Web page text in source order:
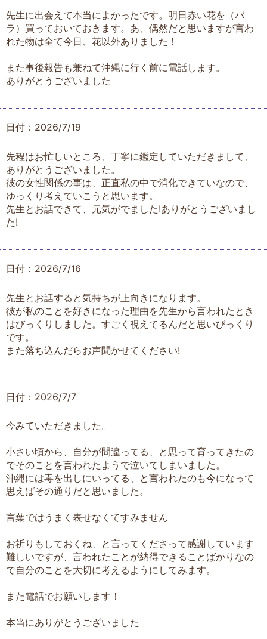
先生に出会えて本当によかったです。明日赤い花を（バ
ラ）買っておいておきます。あ、偶然だと思いますが言わ
れた物は全て今日、花以外ありました！
また事後報告も兼ねて沖縄に行く前に電話します。
ありがとうございました
日付：2026/7/19
先程はお忙しいところ、丁寧に鑑定していただきまして、
ありがとうございました。
彼の女性関係の事は、正直私の中で消化できていなので、
ゆっくり考えていこうと思います。
先生とお話できて、元気がでました!ありがとうございまし
た!
日付：2026/7/16
先生とお話すると気持ちが上向きになります。
彼が私のことを好きになった理由を先生から言われたとき
はびっくりしました。すごく視えてるんだと思いびっくり
です。
また落ち込んだらお声聞かせてください!
日付：2026/7/7
今みていただきました。
小さい頃から、自分が間違ってる、と思って育ってきたの
でそのことを言われたようで泣いてしまいました。
沖縄には毒を出しにいってる、と言われたのも今になって
思えばその通りだと思いました。
言葉ではうまく表せなくてすみません
お祈りもしておくね、と言ってくださって感謝しています
難しいですが、言われたことが納得できることばかりなの
で自分のことを大切に考えるようにしてみます。
また電話でお願いします！
本当にありがとうございました